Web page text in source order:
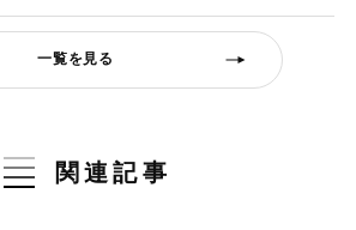
一覧を見る
関連記事